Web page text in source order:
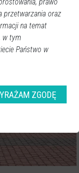
przetwarzania oraz
na temat
w tym
Państwo w
ZGODĘ